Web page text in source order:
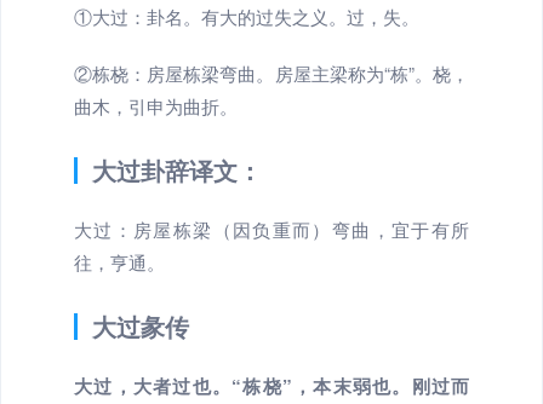
①大过：卦名。有大的过失之义。过，失。
②栋桡：房屋栋梁弯曲。房屋主梁称为“栋”。桡，
曲木，引申为曲折。
大过卦辞译文：
大过：房屋栋梁（因负重而）弯曲，宜于有所
往，亨通。
大过彖传
大过，大者过也。“栋桡”，本末弱也。刚过而